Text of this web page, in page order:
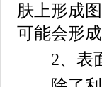
肤上形成
可能会形
2、表面